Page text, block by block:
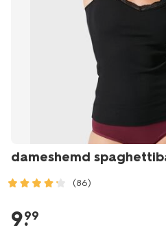
dameshemd
(86)
spaghettibandjes-
met-
9.
99